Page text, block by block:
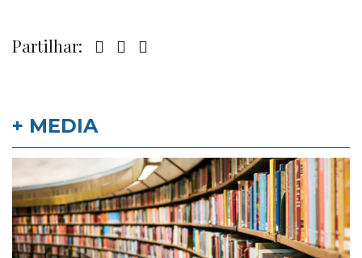
Partilhar:
+ MEDIA